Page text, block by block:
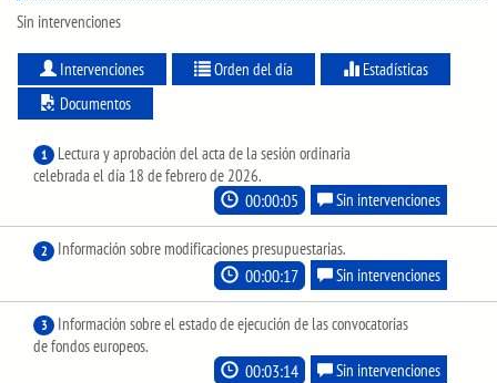
Sin intervenciones
Intervenciones Orden del día
Estadísticas
Documentos
1
Lectura y aprobación del acta de la sesión ordinaria
celebrada el día 18 de febrero de 2026.
00:00:05 Sin intervenciones
2 Información sobre modificaciones presupuestarias.
00:00:17 Sin intervenciones
3
Información sobre el estado de ejecución de las convocatorias
de fondos europeos.
00:03:14 Sin intervenciones